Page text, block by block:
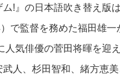
ム!』の日本語吹き替え版
で監督を務めた福田雄
人気俳優の菅田将暉を迎
人、杉田智和、緒方恵